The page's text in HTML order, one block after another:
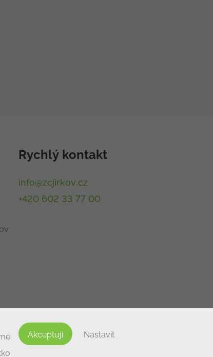
Rychlý kontakt
info@zcjirkov.cz
+420 602 33 77 00
Akceptuji Nastavit